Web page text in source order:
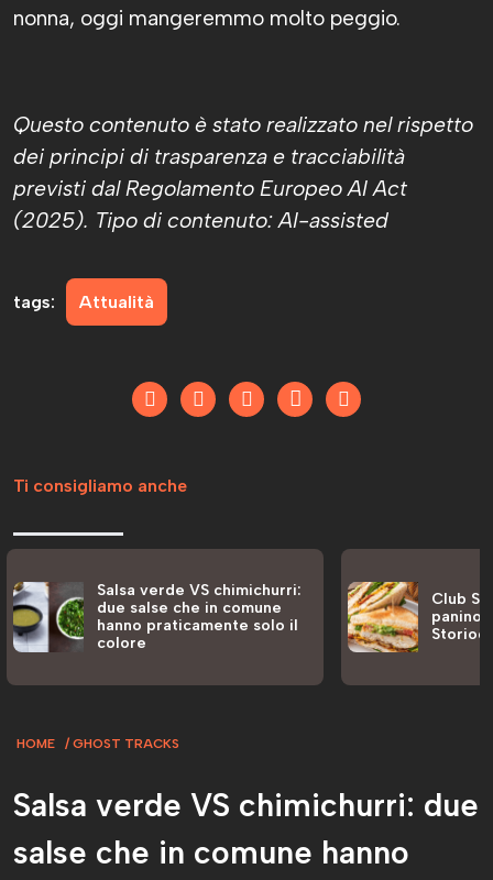
nonna, oggi mangeremmo molto peggio.
Questo contenuto è stato realizzato nel rispetto
dei principi di trasparenza e tracciabilità
previsti dal Regolamento Europeo AI Act
(2025). Tipo di contenuto: AI-assisted
tags: Attualità
Ti consigliamo anche
Salsa verde VS chimichurri:
due salse che in comune
hanno praticamente solo il
colore
Club
panino
HOME GHOST TRACKS
Salsa verde VS chimichurri: due
salse che in comune hanno